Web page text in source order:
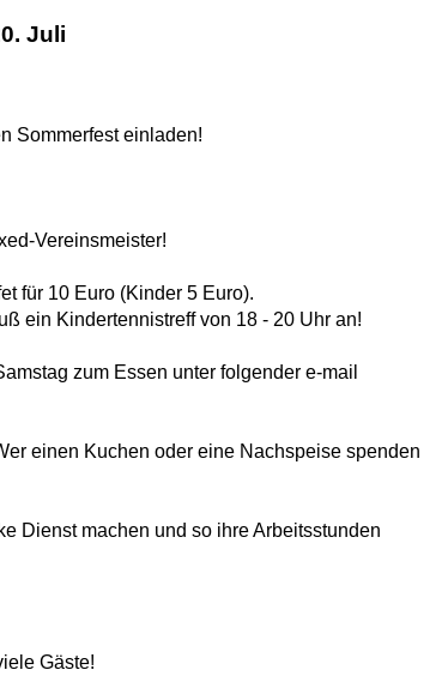
Juli
Sommerfest einladen!
Vereinsmeister!
für 10 Euro (Kinder 5 Euro).
ein Kindertennistreff von 18 - 20 Uhr an!
zum Essen unter folgender e-mail
einen Kuchen oder eine Nachspeise spenden
Dienst machen und so ihre Arbeitsstunden
Gäste!